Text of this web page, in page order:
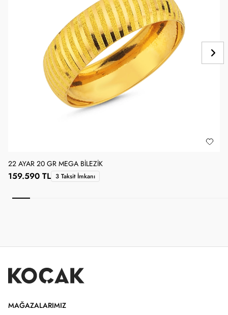
22 AYAR 20 GR MEGA BILEZIK
159.590 TL 3 Taksit İmkanı
MAĞAZALARIMIZ